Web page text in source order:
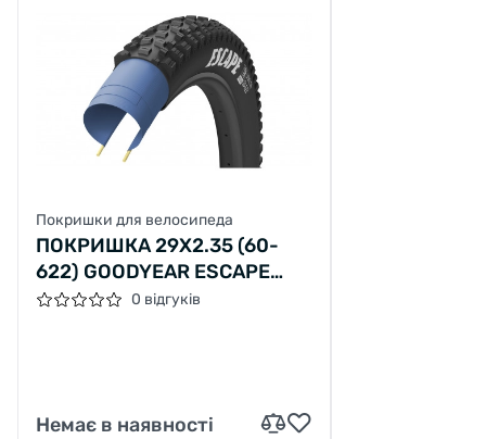
Покришки для велосипеда
ПОКРИШКА 29X2.35 (60-
622) GOODYEAR ESCAPE
TUBELESS READY, FOLDING,
0 відгуків
Немає в наявності